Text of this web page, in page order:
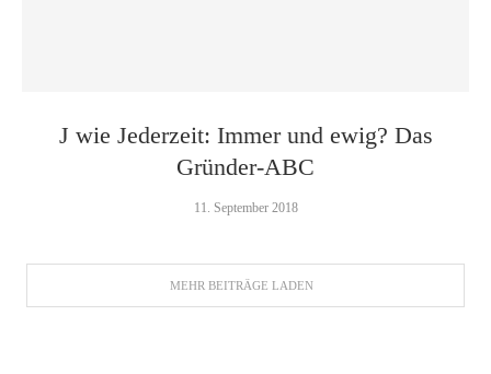
J wie Jederzeit: Immer und ewig? Das
Gründer-ABC
11. September 2018
MEHR BEITRÄGE LADEN